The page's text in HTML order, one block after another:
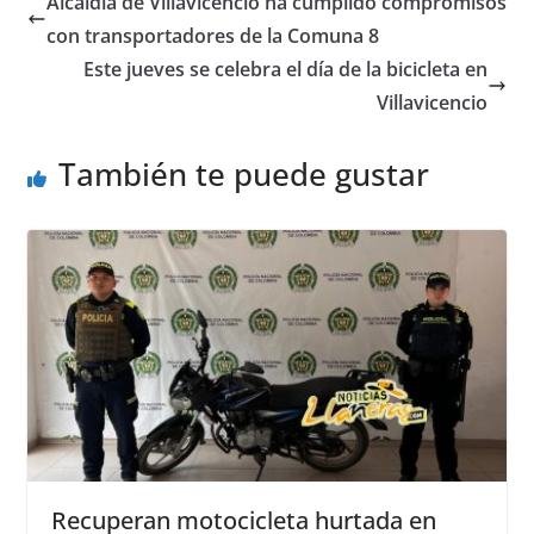
b
o
A
p
n
g
con transportadores de la Comuna 8
Este jueves se celebra el día de la bicicleta en
Villavicencio
También te puede gustar
Recuperan motocicleta hurtada en